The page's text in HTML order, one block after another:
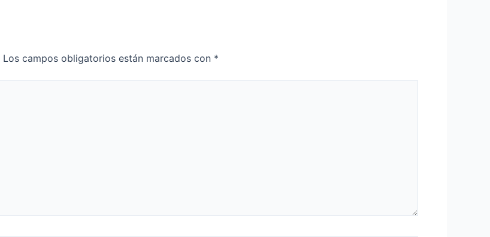
Los campos obligatorios están marcados con *